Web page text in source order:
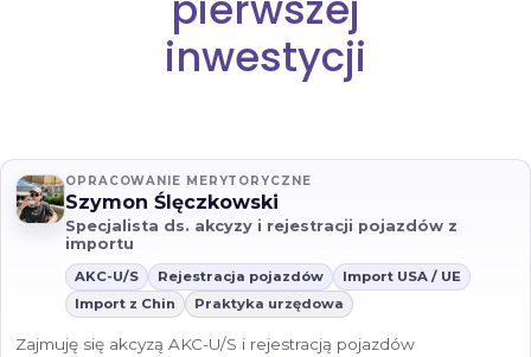
inwestycji
OPRACOWANIE MERYTORYCZNE
Szymon Ślęczkowski
Specjalista ds. akcyzy i rejestracji pojazdów z
importu
AKC-U/S Rejestracja pojazdów
Import USA / UE
Import z Chin
Praktyka urzędowa
Zajmuję się akcyzą AKC-U/S i rejestracją pojazdów